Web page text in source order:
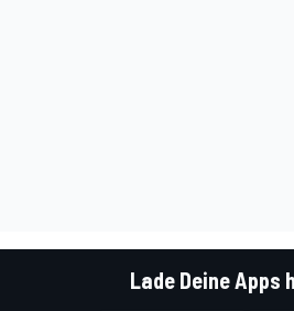
Lade Deine Apps